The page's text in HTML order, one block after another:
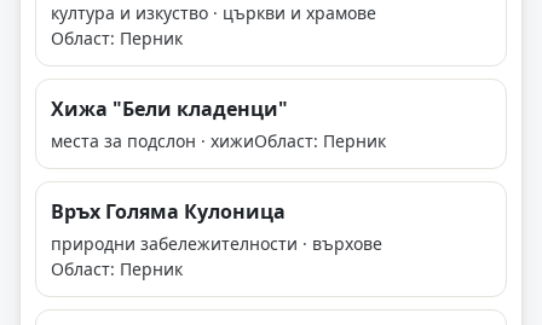
култура и изкуство · църкви и храмове
Област: Перник
Хижа "Бели кладенци"
места за подслон · хижиОбласт: Перник
Връх Голяма Кулоница
природни забележителности · върхове
Област: Перник